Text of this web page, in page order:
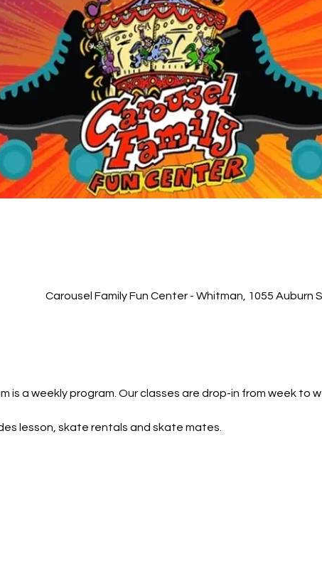
Carousel Family Fun Center - Whitman, 1055 Auburn
is a weekly program. Our classes are drop-in from week to
lesson, skate rentals and skate mates.